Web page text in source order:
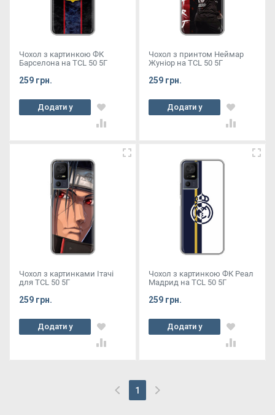
Чохол з картинкою ФК
Барселона на TCL 50 5Г
259 грн.
Додати у
кошик
Чохол з принтом Неймар
Жуніор на TCL 50 5Г
259 грн.
Додати у
кошик
Чохол з картинками Ітачі
для TCL 50 5Г
259 грн.
Додати у
кошик
Чохол з картинкою ФК Реал
Мадрид на TCL 50 5Г
259 грн.
Додати у
кошик
1
(current)